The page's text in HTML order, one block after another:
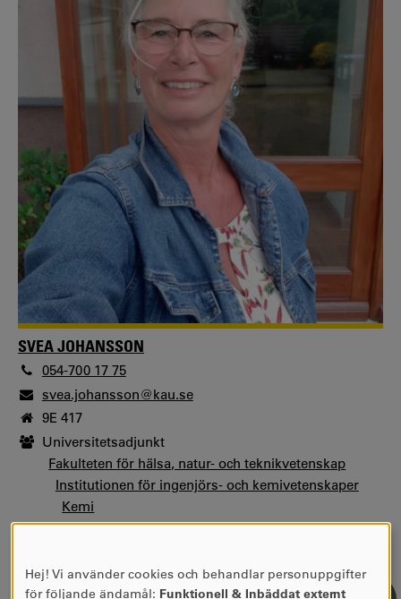
SVEA JOHANSSON
054-700 17 75
svea.johansson@kau.se
9E 417
Universitetsadjunkt
Fakulteten för hälsa, natur- och teknikvetenskap
Institutionen för ingenjörs- och kemivetenskaper
Kemi
Institutionen för ingenjörs- och kemivetenskaper
ANVÄNDNING
Hej! Vi använder cookies och behandlar personuppgifter
för följande ändamål: Funktionell & Inbäddat externt